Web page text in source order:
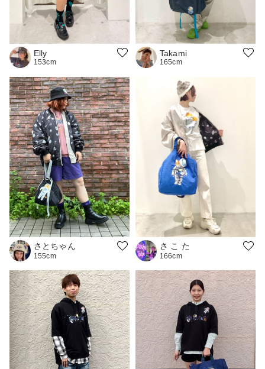
Elly
153cm
Takami
165cm
さとちゃん
155cm
さ こ た
166cm